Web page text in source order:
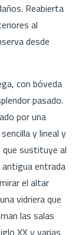
Reabierta
al
desde
con bóveda
pasado.
por una
y lineal y
que sustituye al
entrada
el altar
vidriera que
las salas
XX y varias